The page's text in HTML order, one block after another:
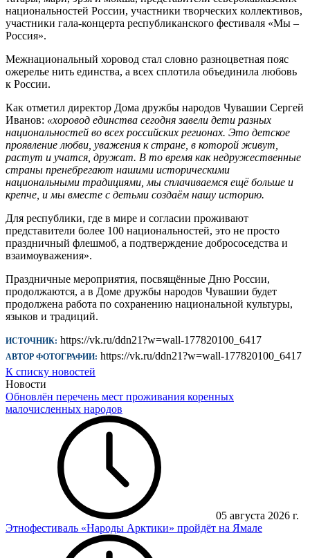
национальностей России, участники творческих коллективов,
участники гала-концерта республиканского фестиваля «Мы –
Россия».
Межнациональный хоровод стал словно разноцветная пояс
ожерелье нить единства, а всех сплотила объединила любовь
к России.
Как отметил директор Дома дружбы народов Чувашии Сергей
Иванов: «хоровод единства сегодня завели дети разных
национальностей во всех российских регионах. Это детское
проявление любви, уважения к стране, в которой живут,
растут и учатся, дружат. В то время как недружественные
страны пренебрегают нашими историческими
национальными традициями, мы сплачиваемся ещё больше и
крепче, и мы вместе с детьми создаём нашу историю.
Для республики, где в мире и согласии проживают
представители более 100 национальностей, это не просто
праздничный флешмоб, а подтверждение добрососедства и
взаимоуважения».
Праздничные мероприятия, посвящённые Дню России,
продолжаются, а в Доме дружбы народов Чувашии будет
продолжена работа по сохранению национальной культуры,
языков и традиций.
ИСТОЧНИК: https://vk.ru/ddn21?w=wall-177820100_6417
АВТОР ФОТОГРАФИИ: https://vk.ru/ddn21?w=wall-177820100_6417
К списку новостей
Новости
Обновлён перечень мест проживания коренных
малочисленных народов
05 августа 2026 г.
Этнофестиваль «Народы Арктики» пройдёт на Ямале